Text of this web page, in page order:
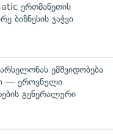
ერთმანეთის
ბიზნესის ჯაჭვი
ემშვიდობება
— ეროვნული
გენერალური